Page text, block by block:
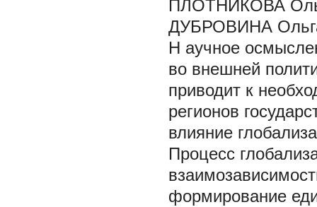
ПЛОТНИКОВА
ДУБРОВИНА
Н аучное
во внешней
приводит к
регионов
влияние
Процесс
формирование